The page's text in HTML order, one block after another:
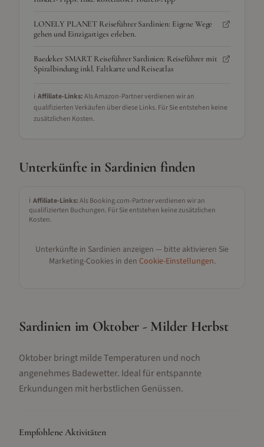
LONELY PLANET Reiseführer Sardinien: Eigene Wege
gehen und Einzigartiges erleben.
Baedeker SMART Reiseführer Sardinien: Reiseführer mit
Spiralbindung inkl. Faltkarte und Reiseatlas
ℹ️ Affiliate-Links:Als Amazon-Partner verdienen wir an
qualifizierten Verkäufen über diese Links. Für Sie entstehen keine
zusätzlichen Kosten.
Unterkünfte in Sardinien finden
ℹ️ Affiliate-Links:Als Booking.com-Partner verdienen wir an
qualifizierten Buchungen. Für Sie entstehen keine zusätzlichen
Kosten.
Unterkünfte in Sardinien anzeigen — bitte aktivieren Sie
Marketing-Cookies in den Cookie-Einstellungen.
Sardinien im Oktober - Milder Herbst
Oktober bringt milde Temperaturen und noch
angenehmes Badewetter. Ideal für entspannte
Erkundungen mit herbstlichen Genüssen.
Empfohlene Aktivitäten